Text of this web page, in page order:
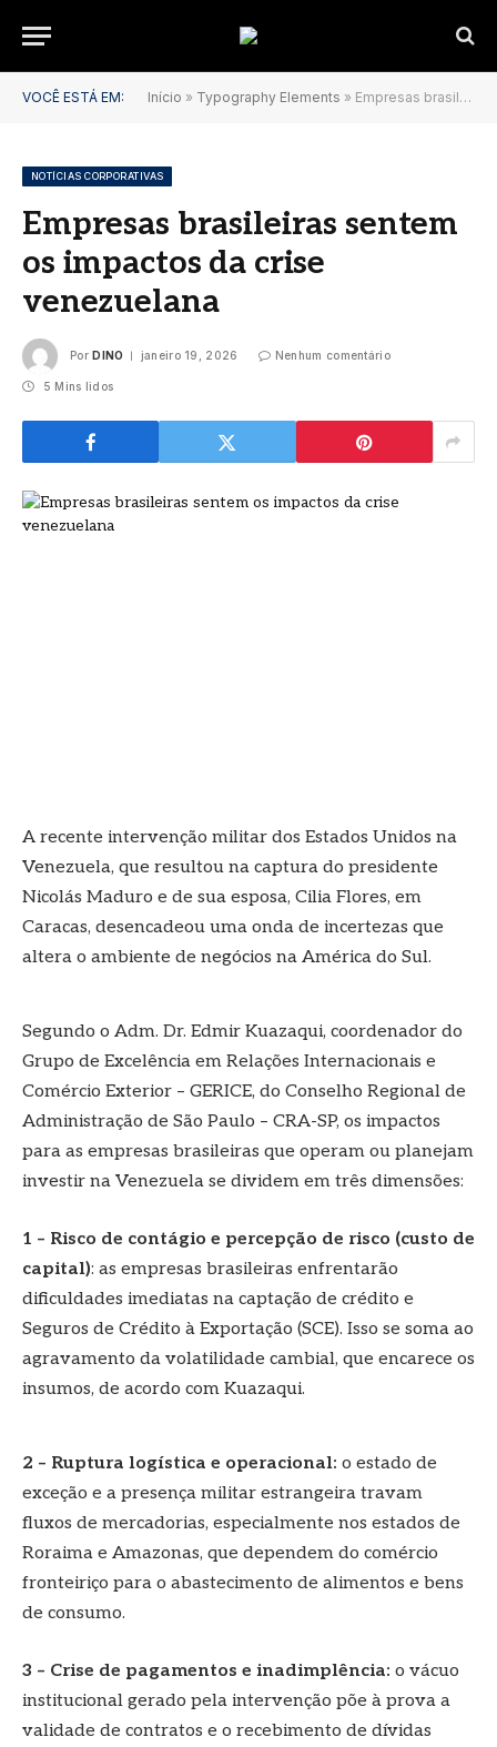
VOCÊ ESTÁ EM: Início » Typography Elements » Empresas brasileiras sentem os impactos da crise venezuelana
NOTÍCIAS CORPORATIVAS
Empresas brasileiras sentem
os impactos da crise
venezuelana
Por DINO janeiro 19, 2026 Nenhum comentário
5 Mins lidos
A recente intervenção militar dos Estados Unidos na
Venezuela, que resultou na captura do presidente
Nicolás Maduro e de sua esposa, Cilia Flores, em
Caracas, desencadeou uma onda de incertezas que
altera o ambiente de negócios na América do Sul.
Segundo o Adm. Dr. Edmir Kuazaqui, coordenador do
Grupo de Excelência em Relações Internacionais e
Comércio Exterior – GERICE, do Conselho Regional de
Administração de São Paulo – CRA-SP, os impactos
para as empresas brasileiras que operam ou planejam
investir na Venezuela se dividem em três dimensões:
1 – Risco de contágio e percepção de risco (custo de
capital): as empresas brasileiras enfrentarão
dificuldades imediatas na captação de crédito e
Seguros de Crédito à Exportação (SCE). Isso se soma ao
agravamento da volatilidade cambial, que encarece os
insumos, de acordo com Kuazaqui.
2 – Ruptura logística e operacional: o estado de
exceção e a presença militar estrangeira travam
fluxos de mercadorias, especialmente nos estados de
Roraima e Amazonas, que dependem do comércio
fronteiriço para o abastecimento de alimentos e bens
de consumo.
3 – Crise de pagamentos e inadimplência: o vácuo
institucional gerado pela intervenção põe à prova a
validade de contratos e o recebimento de dívidas